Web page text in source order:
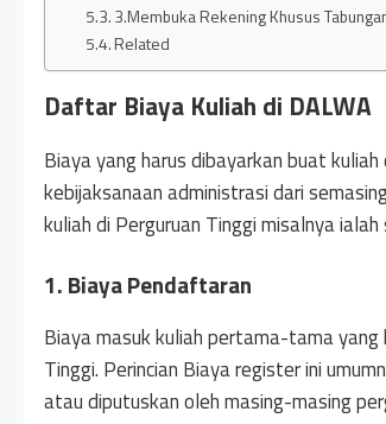
3.Membuka Rekening Khusus
Related
Daftar Biaya Kuliah di DALWA
Biaya yang harus dibayarkan buat
kebijaksanaan administrasi dari
kuliah di Perguruan Tinggi misalnya
1. Biaya Pendaftaran
Biaya masuk kuliah pertama-tama
Tinggi. Perincian Biaya register ini
atau diputuskan oleh masing-masing